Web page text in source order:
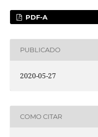
PDF-A
PUBLICADO
2020-05-27
COMO CITAR